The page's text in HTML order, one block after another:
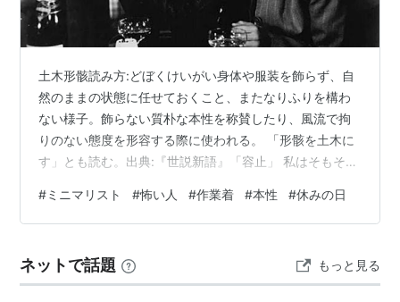
土木形骸読み方:どぼくけいがい身体や服装を飾らず、自
然のままの状態に任せておくこと、またなりふりを構わ
ない様子。飾らない質朴な本性を称賛したり、風流で拘
りのない態度を形容する際に使われる。 「形骸を土木に
す」とも読む。出典:『世説新語』「容止」 私はそもそも
もずっと作業着でした。ポケットが多くて便利だし。 で
もあるとき、ほぼ同じ格好でみすぼらしいを通り越し
はマズいと思うに至り、少しだけ気を使ってギリギリで
ミニマリストに見えるくらい普段着の要素を取り入れま
#ミニマリスト #怖い人 #作業着 #本性 #休みの日
ネットで話題 もっと見る